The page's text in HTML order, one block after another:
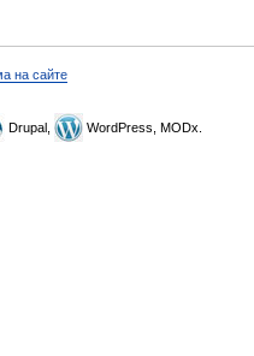
на сайте
Drupal, WordPress, MODx.